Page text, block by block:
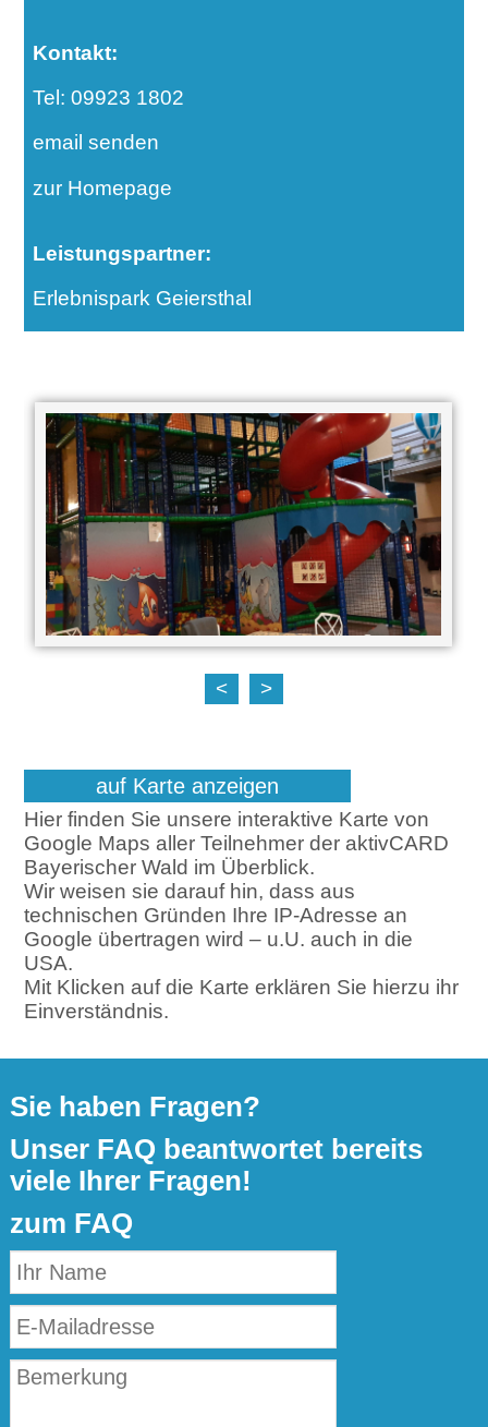
Kontakt:
Tel: 09923 1802
email senden
zur Homepage
Leistungspartner:
Erlebnispark Geiersthal
< >
auf Karte anzeigen
Hier finden Sie unsere interaktive Karte von
Google Maps aller Teilnehmer der aktivCARD
Bayerischer Wald im Überblick.
Wir weisen sie darauf hin, dass aus
technischen Gründen Ihre IP-Adresse an
Google übertragen wird – u.U. auch in die
USA.
Mit Klicken auf die Karte erklären Sie hierzu ihr
Einverständnis.
Sie haben Fragen?
Unser FAQ beantwortet bereits
viele Ihrer Fragen!
zum FAQ